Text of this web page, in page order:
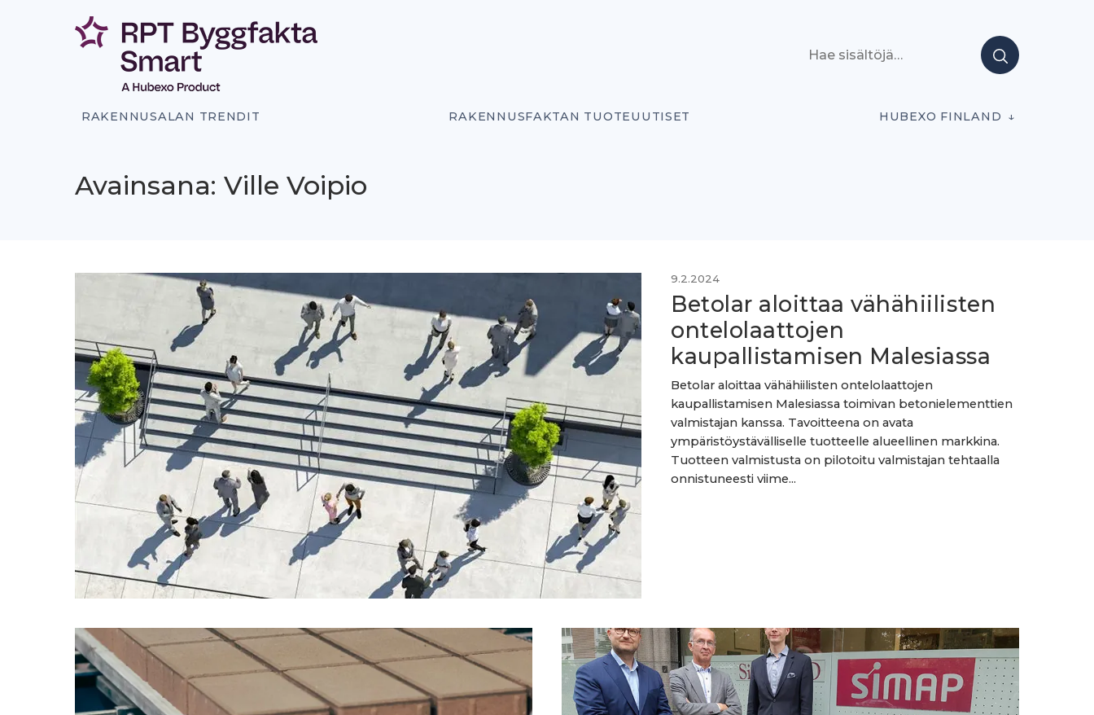
RAKENNUSALAN TRENDIT RAKENNUSFAKTAN TUOTEUUTISET HUBEXO FINLAND
Avainsana: Ville Voipio
9.2.2024
Betolar aloittaa vähähiilisten
ontelolaattojen
kaupallistamisen Malesiassa
Betolar aloittaa vähähiilisten ontelolaattojen
kaupallistamisen Malesiassa toimivan betonielementtien
valmistajan kanssa. Tavoitteena on avata
ympäristöystävälliselle tuotteelle alueellinen markkina.
Tuotteen valmistusta on pilotoitu valmistajan tehtaalla
onnistuneesti viime...